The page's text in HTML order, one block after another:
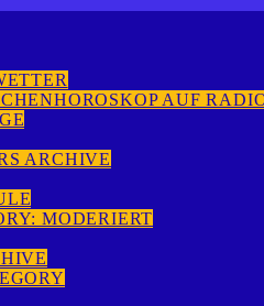
AUF
ARCHIVE
MODERIERT